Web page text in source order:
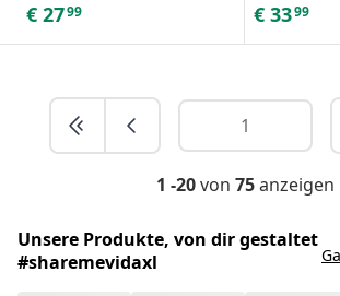
€ 2799 € 3399
1 -20von 75anzeigen
Unsere Produkte, von dir gestaltet
#sharemevidaxl